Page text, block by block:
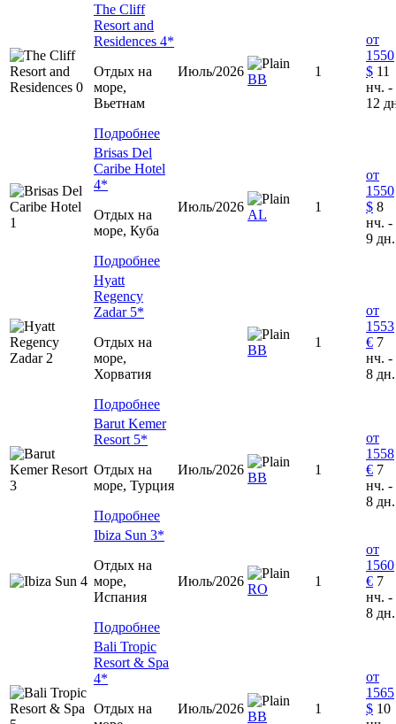
The Cliff
Resort and
Residences 4*
Отдых на
море,
Вьетнам
Подробнее
Июль/2026
BB
1
от
1550
$ 11
нч. -
12
Brisas Del
Caribe Hotel
4*
Отдых на
море, Куба
Подробнее
Июль/2026
AL
1
от
1550
$ 8
нч. -
9 дн.
Hyatt
Regency
Zadar 5*
Отдых на
море,
Хорватия
Подробнее
BB
1
от
1553
€ 7
нч. -
8 дн.
Barut Kemer
Resort 5*
Отдых на
море, Турция
Подробнее
Июль/2026
ВВ
1
от
1558
€ 7
нч. -
8 дн.
Ibiza Sun 3*
Отдых на
море,
Испания
Подробнее
Июль/2026
RO
1
от
1560
€ 7
нч. -
8 дн.
Bali Tropic
Resort & Spa
4*
Отдых на
Июль/2026
ВВ
1
от
1565
$ 10